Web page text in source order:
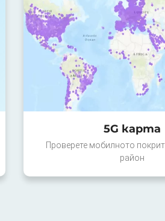
5G карта
Проверете мобилното
район